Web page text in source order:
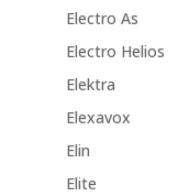
Electro As
Electro Helios
Elektra
Elexavox
Elin
Elite